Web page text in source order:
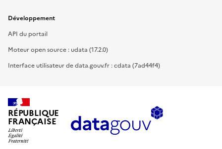
Développement
API du portail
Moteur open source : udata (17.2.0)
Interface utilisateur de data.gouv.fr : cdata (7ad44f4)
RÉPUBLIQUE
FRANÇAISE